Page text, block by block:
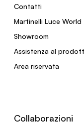
Contatti
Martinelli Luce World
Showroom
Assistenza al
Area riservata
Collaborazioni